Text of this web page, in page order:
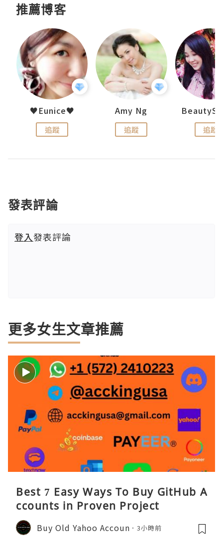
推薦博客
♥Eunice♥
追蹤
Amy Ng
追蹤 追蹤
發表評論
登入發表評論
更多女生文章推薦
Best 7 Easy Ways To Buy GitHub A
ccounts in Proven Project
Buy Old Yahoo Accoun 3小時前